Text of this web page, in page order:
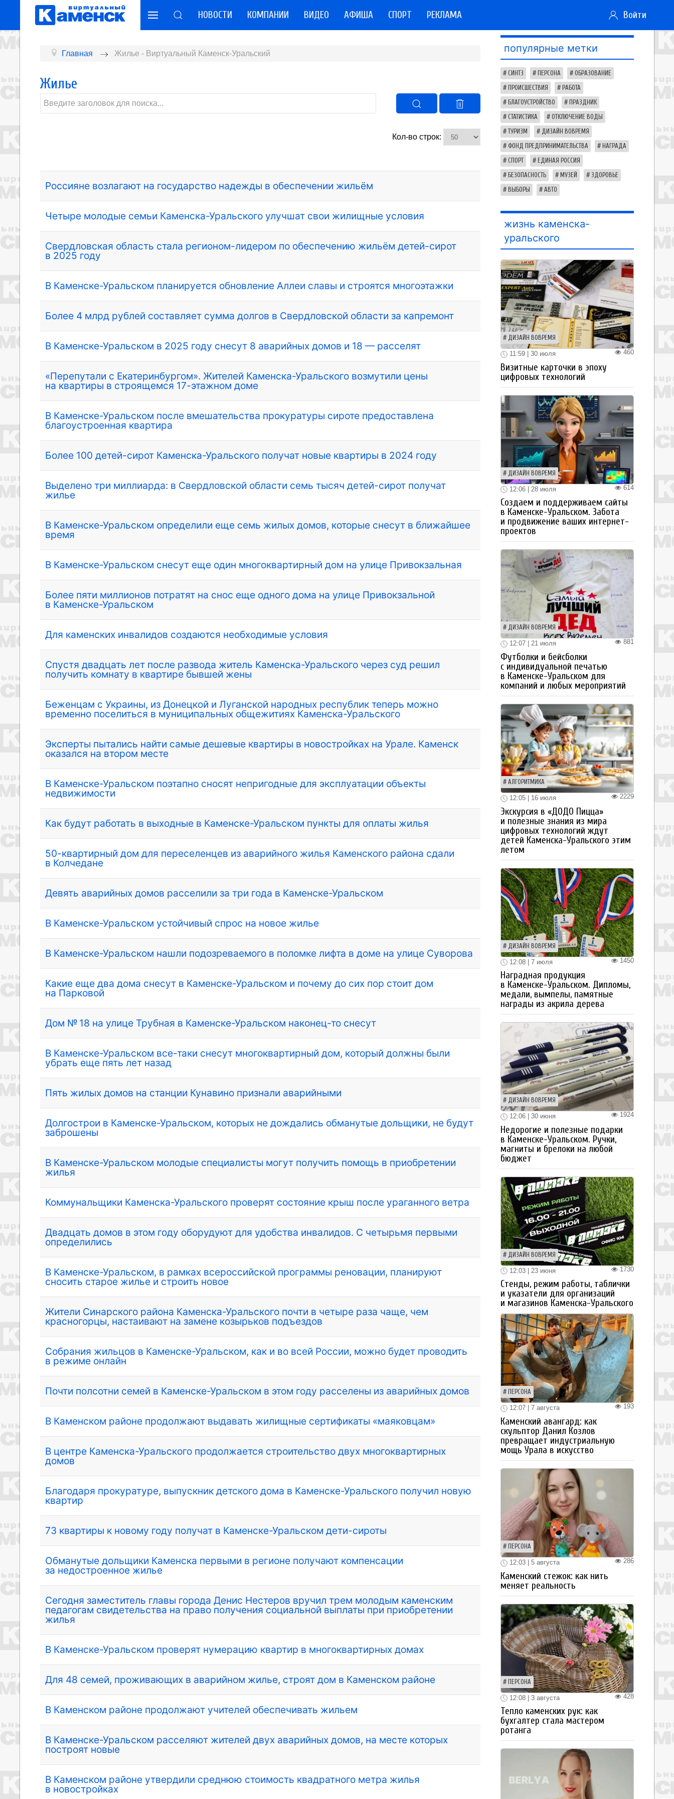
НОВОСТИ КОМПАНИИ ВИДЕО АФИША СПОРТ РЕКЛАМА Войти
Главная Жилье - Виртуальный Каменск-Уральский
Жилье
Кол-во строк:
Россияне возлагают на государство надежды в обеспечении жильём
Четыре молодые семьи Каменска-Уральского улучшат свои жилищные условия
Свердловская область стала регионом-лидером по обеспечению жильём детей-сирот
в 2025 году
В Каменске-Уральском планируется обновление Аллеи славы и строятся многоэтажки
Более 4 млрд рублей составляет сумма долгов в Свердловской области за капремонт
В Каменске-Уральском в 2025 году снесут 8 аварийных домов и 18 — расселят
«Перепутали с Екатеринбургом». Жителей Каменска-Уральского возмутили цены
на квартиры в строящемся 17-этажном доме
В Каменске-Уральском после вмешательства прокуратуры сироте предоставлена
благоустроенная квартира
Более 100 детей-сирот Каменска-Уральского получат новые квартиры в 2024 году
Выделено три миллиарда: в Свердловской области семь тысяч детей-сирот получат
жилье
В Каменске-Уральском определили еще семь жилых домов, которые снесут в ближайшее
время
В Каменске-Уральском снесут еще один многоквартирный дом на улице Привокзальная
Более пяти миллионов потратят на снос еще одного дома на улице Привокзальной
в Каменске-Уральском
Для каменских инвалидов создаются необходимые условия
Спустя двадцать лет после развода житель Каменска-Уральского через суд решил
получить комнату в квартире бывшей жены
Беженцам с Украины, из Донецкой и Луганской народных республик теперь можно
временно поселиться в муниципальных общежитиях Каменска-Уральского
Эксперты пытались найти самые дешевые квартиры в новостройках на Урале. Каменск
оказался на втором месте
В Каменске-Уральском поэтапно сносят непригодные для эксплуатации объекты
недвижимости
Как будут работать в выходные в Каменске-Уральском пункты для оплаты жилья
50-квартирный дом для переселенцев из аварийного жилья Каменского района сдали
в Колчедане
Девять аварийных домов расселили за три года в Каменске-Уральском
В Каменске-Уральском устойчивый спрос на новое жилье
В Каменске-Уральском нашли подозреваемого в поломке лифта в доме на улице Суворова
Какие еще два дома снесут в Каменске-Уральском и почему до сих пор стоит дом
на Парковой
Дом № 18 на улице Трубная в Каменске-Уральском наконец-то снесут
В Каменске-Уральском все-таки снесут многоквартирный дом, который должны были
убрать еще пять лет назад
Пять жилых домов на станции Кунавино признали аварийными
Долгострои в Каменске-Уральском, которых не дождались обманутые дольщики, не будут
заброшены
В Каменске-Уральском молодые специалисты могут получить помощь в приобретении
жилья
Коммунальщики Каменска-Уральского проверят состояние крыш после ураганного ветра
Двадцать домов в этом году оборудуют для удобства инвалидов. С четырьмя первыми
определились
В Каменске-Уральском, в рамках всероссийской программы реновации, планируют
сносить старое жилье и строить новое
Жители Синарского района Каменска-Уральского почти в четыре раза чаще, чем
красногорцы, настаивают на замене козырьков подъездов
Собрания жильцов в Каменске-Уральском, как и во всей России, можно будет проводить
в режиме онлайн
Почти полсотни семей в Каменске-Уральском в этом году расселены из аварийных домов
В Каменском районе продолжают выдавать жилищные сертификаты «маяковцам»
В центре Каменска-Уральского продолжается строительство двух многоквартирных
домов
Благодаря прокуратуре, выпускник детского дома в Каменске-Уральского получил новую
квартир
73 квартиры к новому году получат в Каменске-Уральском дети-сироты
Обманутые дольщики Каменска первыми в регионе получают компенсации
за недостроенное жилье
Сегодня заместитель главы города Денис Нестеров вручил трем молодым каменским
педагогам свидетельства на право получения социальной выплаты при приобретении
жилья
В Каменске-Уральском проверят нумерацию квартир в многоквартирных домах
Для 48 семей, проживающих в аварийном жилье, строят дом в Каменском районе
В Каменском районе продолжают учителей обеспечивать жильем
В Каменске-Уральском расселяют жителей двух аварийных домов, на месте которых
построят новые
В Каменском районе утвердили среднюю стоимость квадратного метра жилья
в новостройках
популярные метки
СИНТЗ ПЕРСОНА ОБРАЗОВАНИЕ
ПРОИСШЕСТВИЯ РАБОТА
БЛАГОУСТРОЙСТВО ПРАЗДНИК
СТАТИСТИКА ОТКЛЮЧЕНИЕ ВОДЫ
ТУРИЗМ ДИЗАЙН ВОВРЕМЯ
ФОНД ПРЕДПРИНИМАТЕЛЬСТВА НАГРАДА
СПОРТ ЕДИНАЯ РОССИЯ
БЕЗОПАСНОСТЬ МУЗЕЙ ЗДОРОВЬЕ
ВЫБОРЫ АВТО
жизнь каменска-
уральского
ДИЗАЙН ВОВРЕМЯ
460
11:59 | 30 июля
Визитные карточки в эпоху
цифровых технологий
ДИЗАЙН ВОВРЕМЯ
614
12:06 | 28 июля
Создаем и поддерживаем сайты
в Каменске-Уральском. Забота
и продвижение ваших интернет-
проектов
ДИЗАЙН ВОВРЕМЯ
881
12:07 | 21 июля
Футболки и бейсболки
с индивидуальной печатью
в Каменске-Уральском для
компаний и любых мероприятий
АЛГОРИТМИКА
2229
12:05 | 16 июля
Экскурсия в «ДОДО Пицца»
и полезные знания из мира
цифровых технологий ждут
детей Каменска-Уральского этим
летом
ДИЗАЙН ВОВРЕМЯ
1450
12:08 | 7 июля
Наградная продукция
в Каменске-Уральском. Дипломы,
медали, вымпелы, памятные
награды из акрила дерева
ДИЗАЙН ВОВРЕМЯ
1924
12:06 | 30 июня
Недорогие и полезные подарки
в Каменске-Уральском. Ручки,
магниты и брелоки на любой
бюджет
ДИЗАЙН ВОВРЕМЯ
1730
12:03 | 23 июня
Стенды, режим работы, таблички
и указатели для организаций
и магазинов Каменска-Уральского
ПЕРСОНА
193
12:07 | 7 августа
Каменский авангард: как
скульптор Данил Козлов
превращает индустриальную
мощь Урала в искусство
ПЕРСОНА
286
12:03 | 5 августа
Каменский стежок: как нить
меняет реальность
ПЕРСОНА
428
12:08 | 3 августа
Тепло каменских рук: как
бухгалтер стала мастером
ротанга